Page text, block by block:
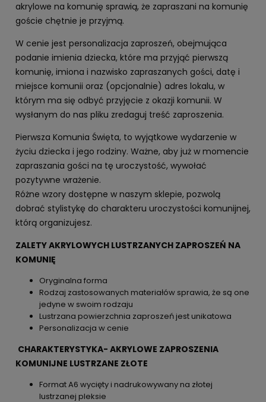
akrylowe na komunię sprawią, że zapraszani na komunię
goście chętnie je przyjmą.
W cenie jest personalizacja zaproszeń, obejmująca
podanie imienia dziecka, które ma przyjąć pierwszą
komunię, imiona i nazwisko zapraszanych gości, datę i
miejsce komunii oraz (opcjonalnie) adres lokalu, w
którym ma się odbyć przyjęcie z okazji komunii. W
wysłanym do nas pliku zredaguj treść zaproszenia.
Pierwsza Komunia Święta, to wyjątkowe wydarzenie w
życiu dziecka i jego rodziny. Ważne, aby już w momencie
zapraszania gości na tę uroczystość, wywołać
pozytywne wrażenie.
Różne wzory dostępne w naszym sklepie, pozwolą
dobrać stylistykę do charakteru uroczystości komunijnej,
którą organizujesz.
ZALETY AKRYLOWYCH LUSTRZANYCH ZAPROSZEŃ NA
KOMUNIĘ
Oryginalna forma
Rodzaj zastosowanych materiałów sprawia, że są one
jedyne w swoim rodzaju
Lustrzana powierzchnia zaproszeń jest unikatowa
Personalizacja w cenie
CHARAKTERYSTYKA- AKRYLOWE ZAPROSZENIA
KOMUNIJNE LUSTRZANE ZŁOTE
Format A6 wycięty i nadrukowywany na złotej
lustrzanej pleksie